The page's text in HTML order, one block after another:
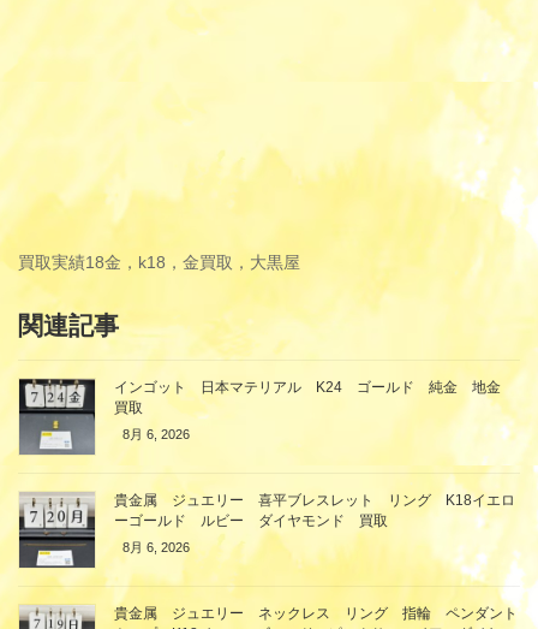
買取実績18金，k18，金買取，大黒屋
関連記事
インゴット 日本マテリアル K24 ゴールド 純金 地金
買取
8月 6, 2026
貴金属 ジュエリー 喜平ブレスレット リング K18イエロ
ーゴールド ルビー ダイヤモンド 買取
8月 6, 2026
貴金属 ジュエリー ネックレス リング 指輪 ペンダント